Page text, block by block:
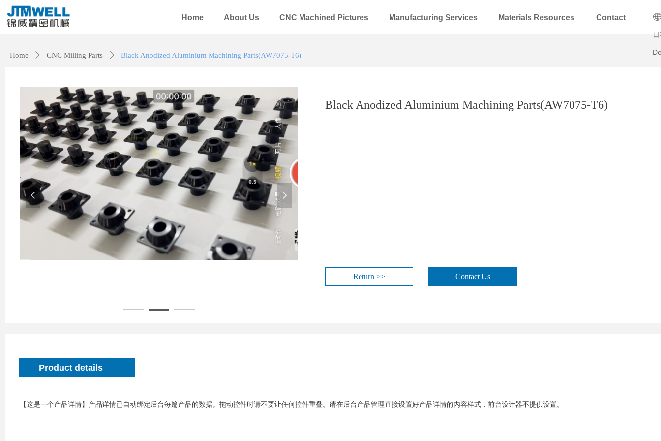
Home About Us CNC Machined Pictures Manufacturing Services Materials Resources Contact ꄓ
Home ꄲ CNC Milling Parts ꄲ Black Anodized Aluminium Machining Parts(AW7075-T6)
넳 넲
Black Anodized Aluminium Machining Parts(AW7075-T6)
Return >> Contact Us
Product details
【这是一个产品详情】产品详情已自动绑定后台每篇产品的数据。拖动控件时请不要让任何控件重叠。请在后台产品管理直接设置好产品详情的内容样式，前台设计器不提供设置。